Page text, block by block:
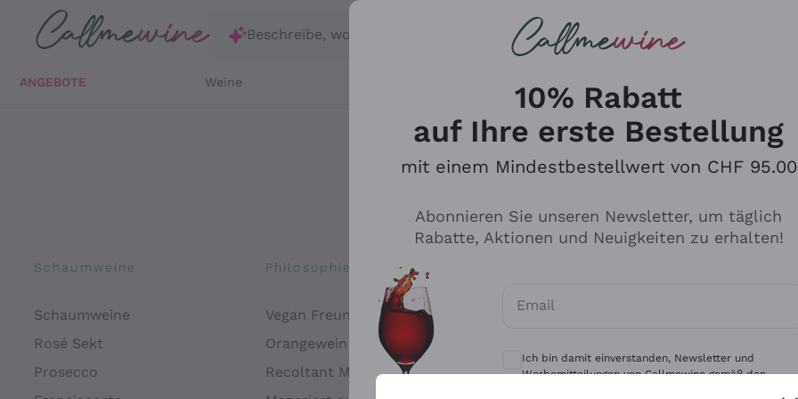
Zum Hauptinhalt springen
Beschreibe, wonach du suchst
ANGEBOTE Weine
Schaumweine
Schaumweine
Rosé Sekt
Prosecco
Philosophien
Vegan Freundlich
Orangewein
Recoltant Manipulant
Antinori
Ca' del Bosco
Gavi
10% Rabatt
auf Ihre erste Bestellung
mit einem Mindestbestellwert von CHF 95.00
Abonnieren Sie unseren Newsletter, um täglich
Rabatte, Aktionen und Neuigkeiten zu erhalten!
Email
Optionale Einwilligungen zum Erhalt von
Ich bin damit einverstanden, Newsletter und
Werbemitteilungen von Callmewine gemäß den -